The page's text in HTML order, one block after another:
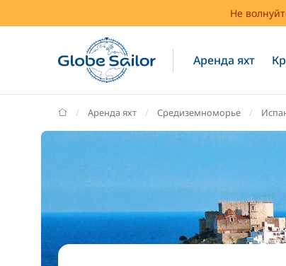
Не
Аренда яхт
GlobeSailor
Аренда яхт Средиземноморье